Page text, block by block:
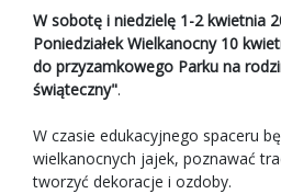
W sobotę i niedzielę 1-2 kwietnia
Poniedziałek Wielkanocny 10
do przyzamkowego Parku na
świąteczny".
W czasie edukacyjnego spaceru
wielkanocnych jajek, poznawać
tworzyć dekoracje i ozdoby.